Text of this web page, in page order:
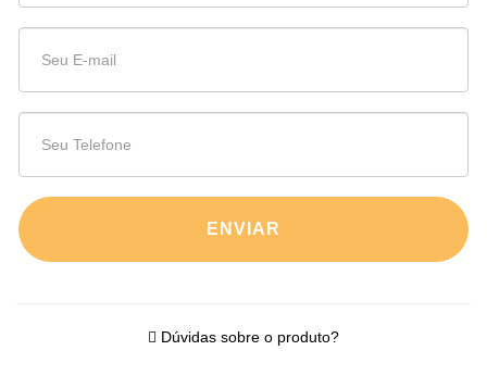
ENVIAR
Dúvidas sobre o produto?